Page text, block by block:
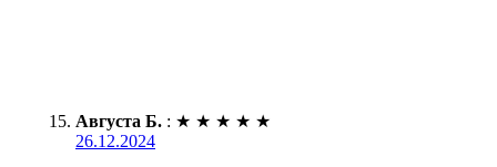
Августа Б. : ★ ★ ★ ★ ★
26.12.2024